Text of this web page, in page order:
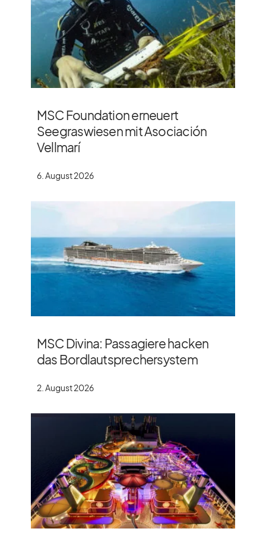
MSC Foundation erneuert
Seegraswiesen mit Asociación
Vellmarí
6. August 2026
MSC Divina: Passagiere hacken
das Bordlautsprechersystem
2. August 2026